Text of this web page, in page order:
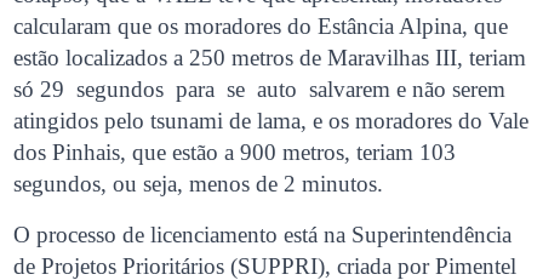
calcularam que os moradores do Estância Alpina, que
estão localizados a 250 metros de Maravilhas III, teriam
só 29 segundos para se auto salvarem e não serem
atingidos pelo tsunami de lama, e os moradores do Vale
dos Pinhais, que estão a 900 metros, teriam 103
segundos, ou seja, menos de 2 minutos.
O processo de licenciamento está na Superintendência
de Projetos Prioritários (SUPPRI), criada por Pimentel